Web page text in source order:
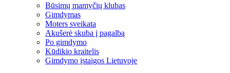
Būsimų mamyčių klubas
Gimdymas
Moters sveikata
Akušerė skuba į pagalbą
Po gimdymo
Kūdikio kraitelis
Gimdymo įstaigos Lietuvoje